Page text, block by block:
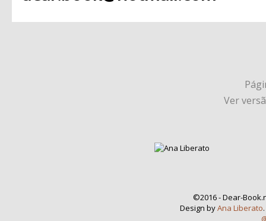
Ver
©2016 - Dear-
Design byAna Liberato